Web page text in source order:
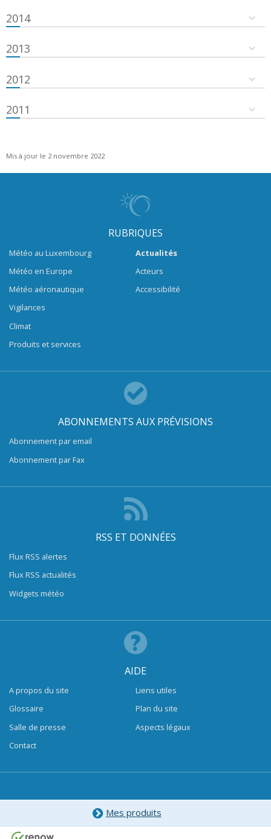
2014
2013
2012
2011
Mis à jour le 2 novembre 2022
RUBRIQUES
Météo au Luxembourg
Météo en Europe
Météo aéronautique
Vigilances
Climat
Produits et services
Actualités
Acteurs
Accessibilité
ABONNEMENTS AUX PRÉVISIONS
Abonnement par email
Abonnement par Fax
RSS ET DONNÉES
Flux RSS alertes
Flux RSS actualités
Widgets météo
AIDE
A propos du site
Glossaire
Salle de presse
Contact
Liens utiles
Plan du site
Aspects légaux
Mes produits